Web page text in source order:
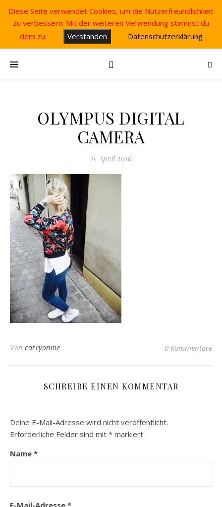
OLYMPUS DIGITAL
CAMERA
6. April 2016
Von carryonme 0 Kommentare
SCHREIBE EINEN KOMMENTAR
Deine E-Mail-Adresse wird nicht veröffentlicht.
Erforderliche Felder sind mit * markiert
Name *
E-Mail-Adresse *
Diese Seite verwendet Cookies, um die Nutzerfreundlichkeit
zu verbessern. Mit der weiteren Verwendung stimmst du
dem zu.
Verstanden Datenschutzerklärung